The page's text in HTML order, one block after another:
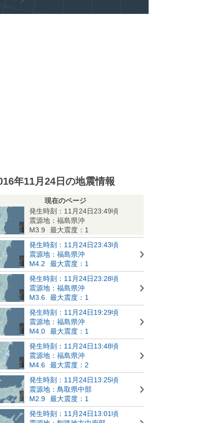
年11月24日の地震情報
現在のページ
発生時刻：11月24日23:49頃
震源地：福島県沖
M3.9
最大震度：1
発生時刻：11月24日23:43頃
震源地：福島県沖
M4.2
最大震度：1
発生時刻：11月24日23:28頃
震源地：福島県沖
M3.6
最大震度：1
発生時刻：11月24日19:29頃
震源地：福島県沖
M4.0
最大震度：1
発生時刻：11月24日13:48頃
震源地：福島県沖
M4.6
最大震度：2
発生時刻：11月24日13:25頃
震源地：鳥取県中部
M2.9
最大震度：1
発生時刻：11月24日13:01頃